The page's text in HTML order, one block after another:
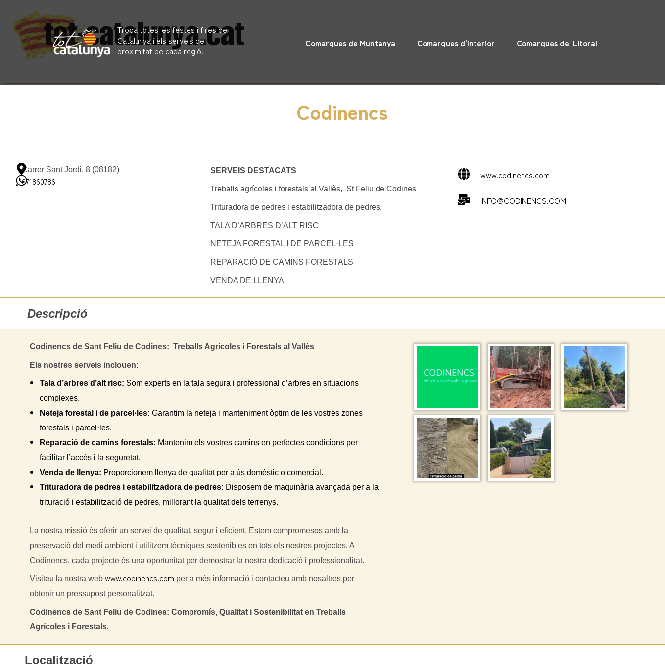
Troba totes les festes i fires de
Catalunya i els serveis de
proximitat de cada regió.
Comarques de Muntanya Comarques d'Interior Comarques del Litoral
Codinencs
Carrer Sant Jordi, 8 (08182)
671860786
SERVEIS DESTACATS
Treballs agrícoles i forestals al Vallès, St Feliu de Codines
Trituradora de pedres i estabilitzadora de pedres.
TALA D’ARBRES D’ALT RISC
NETEJA FORESTAL I DE PARCEL·LES
REPARACIÓ DE CAMINS FORESTALS
VENDA DE LLENYA
www.codinencs.com
INFO@CODINENCS.COM
Descripció
Codinencs de Sant Feliu de Codines: Treballs Agrícoles i Forestals al Vallès
Els nostres serveis inclouen:
Tala d’arbres d’alt risc: Som experts en la tala segura i professional d’arbres en situacions
complexes.
Neteja forestal i de parcel·les: Garantim la neteja i manteniment òptim de les vostres zones
forestals i parcel·les.
Reparació de camins forestals: Mantenim els vostres camins en perfectes condicions per
facilitar l’accés i la seguretat.
Venda de llenya: Proporcionem llenya de qualitat per a ús domèstic o comercial.
Trituradora de pedres i estabilitzadora de pedres: Disposem de maquinària avançada per a la
trituració i estabilització de pedres, millorant la qualitat dels terrenys.
La nostra missió és oferir un servei de qualitat, segur i eficient. Estem compromesos amb la
preservació del medi ambient i utilitzem tècniques sostenibles en tots els nostres projectes. A
Codinencs, cada projecte és una oportunitat per demostrar la nostra dedicació i professionalitat.
Visiteu la nostra web www.codinencs.com per a més informació i contacteu amb nosaltres per
obtenir un pressupost personalitzat.
Codinencs de Sant Feliu de Codines: Compromís, Qualitat i Sostenibilitat en Treballs
Agrícoles i Forestals.
Localització